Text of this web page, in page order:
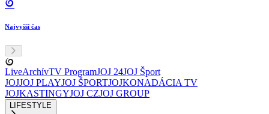
Najvyšší čas
LiveArchívTV ProgramJOJ 24JOJ Šport
JOJJOJ PLAYJOJ ŠPORTJOJKONADÁCIA TV
JOJKASTINGYJOJ CZJOJ GROUP
LIFESTYLE